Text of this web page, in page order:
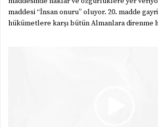
maddesi “İnsan onuru” oluyor. 20. madde
hükümetlere karşı bütün Almanlara direnme